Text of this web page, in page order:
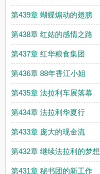
第439章 蝴蝶煽动的翅膀
第438章 红姑的感情之路
第437章 红华粮食集团
第436章 88年香江小姐
第435章 法拉利车展落幕
第434章 法拉利华夏行
第433章 庞大的现金流
第432章 继续法拉利的梦想
第431章 秘书团的新工作